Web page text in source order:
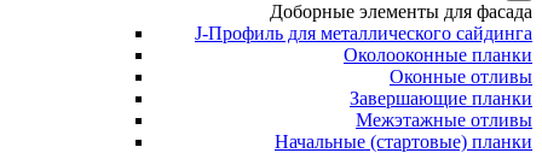
Доборные элементы для фасада
J-Профиль для металлического сайдинга
Околооконные планки
Оконные отливы
Завершающие планки
Межэтажные отливы
Начальные (стартовые) планки